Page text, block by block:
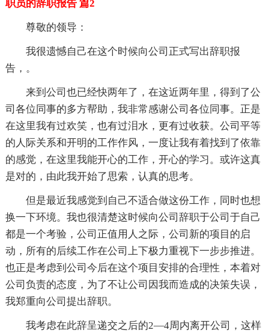
职员的辞职报告 篇2
尊敬的领导：
我很遗憾自己在这个时候向公司正式写出辞职报
告，。
来到公司也已经快两年了，在这近两年里，得到了公
司各位同事的多方帮助，我非常感谢公司各位同事。正是
在这里我有过欢笑，也有过泪水，更有过收获。公司平等
的人际关系和开明的工作作风，一度让我有着找到了依靠
的感觉，在这里我能开心的工作，开心的学习。或许这真
是对的，由此我开始了思索，认真的思考。
但是最近我感觉到自己不适合做这份工作，同时也想
换一下环境。我也很清楚这时候向公司辞职于公司于自己
都是一个考验，公司正值用人之际，公司新的项目的启
动，所有的后续工作在公司上下极力重视下一步步推进。
也正是考虑到公司今后在这个项目安排的合理性，本着对
公司负责的态度，为了不让公司因我而造成的决策失误，
我郑重向公司提出辞职。
我考虑在此辞呈递交之后的2—4周内离开公司，这样